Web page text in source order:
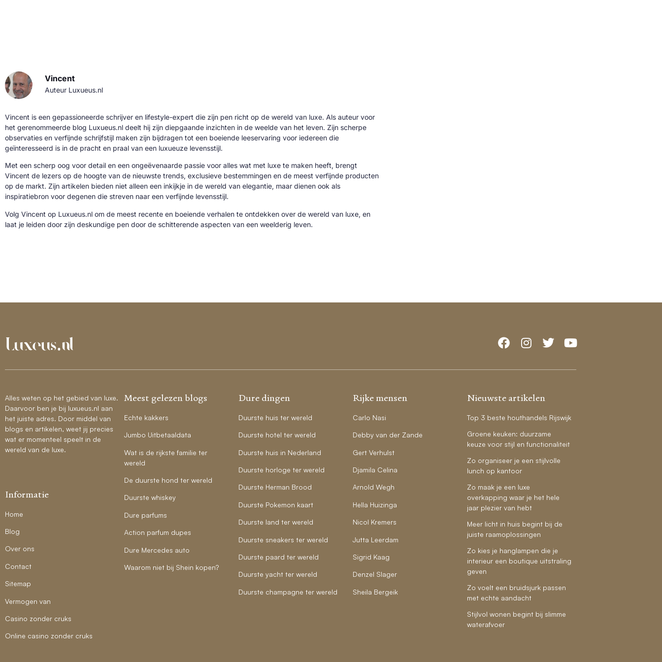
Vincent
Auteur Luxueus.nl
Vincent is een gepassioneerde schrijver en lifestyle-expert die zijn pen richt op de wereld van luxe. Als auteur voor
het gerenommeerde blog Luxueus.nl deelt hij zijn diepgaande inzichten in de weelde van het leven. Zijn scherpe
observaties en verfijnde schrijfstijl maken zijn bijdragen tot een boeiende leeservaring voor iedereen die
geïnteresseerd is in de pracht en praal van een luxueuze levensstijl.
Met een scherp oog voor detail en een ongeëvenaarde passie voor alles wat met luxe te maken heeft, brengt
Vincent de lezers op de hoogte van de nieuwste trends, exclusieve bestemmingen en de meest verfijnde producten
op de markt. Zijn artikelen bieden niet alleen een inkijkje in de wereld van elegantie, maar dienen ook als
inspiratiebron voor degenen die streven naar een verfijnde levensstijl.
Volg Vincent op Luxueus.nl om de meest recente en boeiende verhalen te ontdekken over de wereld van luxe, en
laat je leiden door zijn deskundige pen door de schitterende aspecten van een weelderig leven.
Alles weten op het gebied van luxe.
Daarvoor ben je bij luxueus.nl aan
het juiste adres. Door middel van
blogs en artikelen, weet jij precies
wat er momenteel speelt in de
wereld van de luxe.
Informatie
Home
Blog
Over ons
Contact
Sitemap
Vermogen van
Casino zonder cruks
Online casino zonder cruks
Meest gelezen blogs
Echte kakkers
Jumbo Uitbetaaldata
Wat is de rijkste familie ter
wereld
De duurste hond ter wereld
Duurste whiskey
Dure parfums
Action parfum dupes
Dure Mercedes auto
Waarom niet bij Shein kopen?
Dure dingen
Duurste huis ter wereld
Duurste hotel ter wereld
Duurste huis in Nederland
Duurste horloge ter wereld
Duurste Herman Brood
Duurste Pokemon kaart
Duurste land ter wereld
Duurste sneakers ter wereld
Duurste paard ter wereld
Duurste yacht ter wereld
Duurste champagne ter wereld
Rijke mensen
Carlo Nasi
Debby van der Zande
Gert Verhulst
Djamila Celina
Arnold Wegh
Hella Huizinga
Nicol Kremers
Jutta Leerdam
Sigrid Kaag
Denzel Slager
Sheila Bergeik
Nieuwste artikelen
Top 3 beste houthandels Rijswijk
Groene keuken: duurzame
keuze voor stijl en functionaliteit
Zo organiseer je een stijlvolle
lunch op kantoor
Zo maak je een luxe
overkapping waar je het hele
jaar plezier van hebt
Meer licht in huis begint bij de
juiste raamoplossingen
Zo kies je hanglampen die je
interieur een boutique uitstraling
geven
Zo voelt een bruidsjurk passen
met echte aandacht
Stijlvol wonen begint bij slimme
waterafvoer